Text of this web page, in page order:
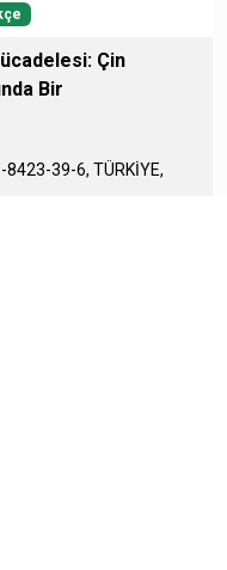
Çin
Bir
8423-39-6, TÜRKİYE,